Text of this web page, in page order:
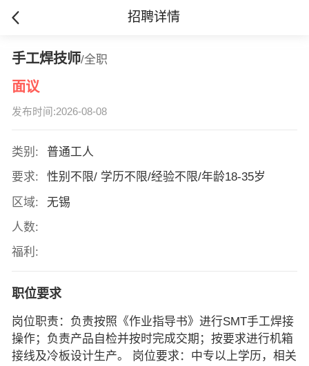
招聘详情
手工焊技师/全职
面议
发布时间:2026-08-08
类别:
普通工人
要求:
性别不限/ 学历不限/经验不限/年龄18-35岁
区域:
无锡
人数:
福利:
职位要求
岗位职责：负责按照《作业指导书》进行SMT手工焊接
操作；负责产品自检并按时完成交期；按要求进行机箱
接线及冷板设计生产。 岗位要求：中专以上学历，相关